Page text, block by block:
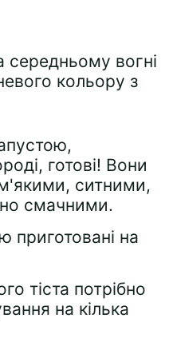
вогні
кольору з
готові! Вони
ситними,
смачними.
тіста потрібно
на кілька